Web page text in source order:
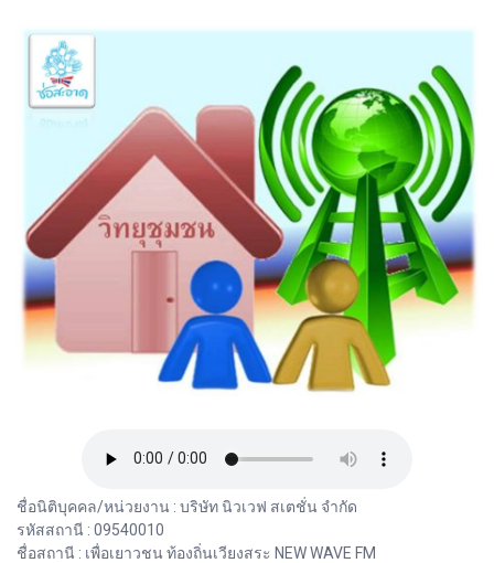
ชื่อนิติบุคคล/หน่วยงาน : บริษัท นิวเวฟ สเตชั่น จำกัด
รหัสสถานี : 09540010
ชื่อสถานี : เพื่อเยาวชน ท้องถิ่นเวียงสระ NEW WAVE FM